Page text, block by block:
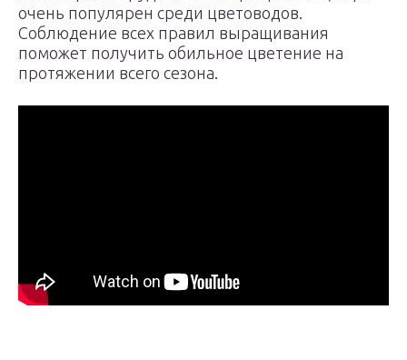
очень популярен среди цветоводов.
Соблюдение всех правил выращивания
поможет получить обильное цветение на
протяжении всего сезона.